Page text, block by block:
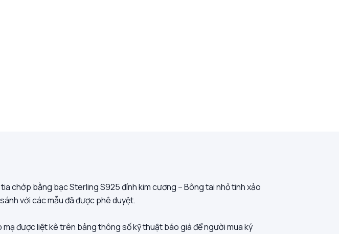
chớp bằng bạc Sterling S925 đính kim cương – Bông tai nhỏ tinh xảo
với các mẫu đã được phê duyệt.
được liệt kê trên bảng thông số kỹ thuật báo giá để người mua ký